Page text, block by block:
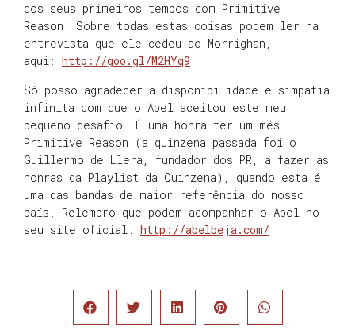
dos seus primeiros tempos com Primitive
Reason. Sobre todas estas coisas podem ler na
entrevista que ele cedeu ao Morrighan,
aqui: http://goo.gl/M2HYq9
Só posso agradecer a disponibilidade e simpatia
infinita com que o Abel aceitou este meu
pequeno desafio. É uma honra ter um mês
Primitive Reason (a quinzena passada foi o
Guillermo de Llera, fundador dos PR, a fazer as
honras da Playlist da Quinzena), quando esta é
uma das bandas de maior referência do nosso
país. Relembro que podem acompanhar o Abel no
seu site oficial: http://abelbeja.com/